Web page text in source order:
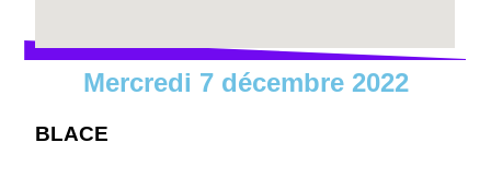
Mercredi 7 décembre 2022
BLACE